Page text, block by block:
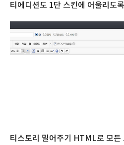
티에디션도 1단 스킨에 어울리도
티스토리 밀어주기 HTML로 모든